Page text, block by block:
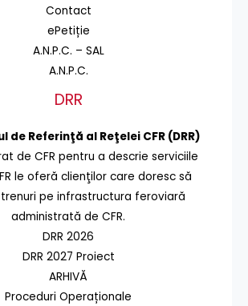
Contact
ePetiție
A.N.P.C. – SAL
A.N.P.C.
DRR
de Referinţă al Reţelei CFR (DRR)
de CFR pentru a descrie serviciile
le oferă clienţilor care doresc să
pe infrastructura feroviară
administrată de CFR.
DRR 2026
DRR 2027 Proiect
ARHIVĂ
Proceduri Operaționale